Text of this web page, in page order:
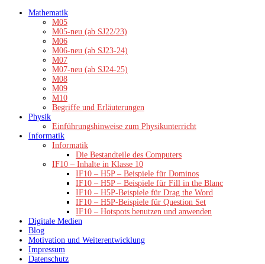
Zum
Mathematik
M05
M05-neu (ab SJ22/23)
M06
M06-neu (ab SJ23-24)
M07
M07-neu (ab SJ24-25)
M08
M09
M10
Begriffe und Erläuterungen
Physik
Einführungshinweise zum Physikunterricht
Informatik
Informatik
Die Bestandteile des Computers
IF10 – Inhalte in Klasse 10
IF10 – H5P – Beispiele für Dominos
IF10 – H5P – Beispiele für Fill in the Blanc
IF10 – H5P-Beispiele für Drag the Word
IF10 – H5P-Beispiele für Question Set
IF10 – Hotspots benutzen und anwenden
Digitale Medien
Blog
Motivation und Weiterentwicklung
Impressum
Datenschutz